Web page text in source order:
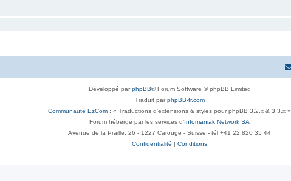
Développé parphpBB® Forum Software © phpBB Limited
Traduit parphpBB-fr.com
Communauté EzCom : « Traductions d'extensions & styles pour phpBB 3.2.x & 3.3.x »
Forum hébergé par les services d’Infomaniak Network SA
Avenue de la Praille, 26 - 1227 Carouge - Suisse - tél +41 22 820 35 44
Confidentialité | Conditions